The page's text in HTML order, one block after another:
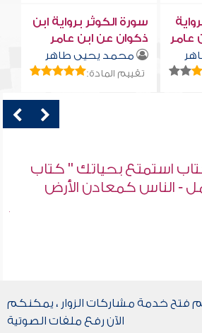
عامر
سورة الكوثر برواية ابن
ذكوان عن ابن عامر
محمد يحيى طاهر
تقييم المادة:
استمتع بحياتك " كتاب
- الناس كمعادن الأرض
فتح خدمة مشاركات الزوار ، يمكنكم
الآن رفع ملفات الصوتية